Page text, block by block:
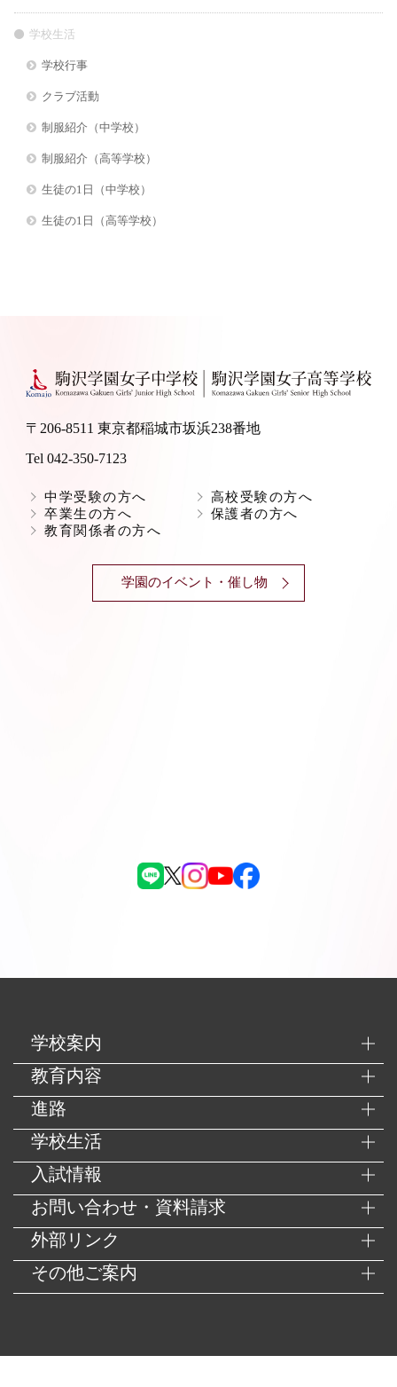
学校生活
学校行事
クラブ活動
制服紹介（中学校）
制服紹介（高等学校）
生徒の1日（中学校）
生徒の1日（高等学校）
〒206-8511 東京都稲城市坂浜238番地
Tel 042-350-7123
中学受験の方へ
高校受験の方へ
卒業生の方へ
保護者の方へ
教育関係者の方へ
学園のイベント・催し物
学校案内
教育内容
進路
学校生活
入試情報
お問い合わせ・資料請求
外部リンク
その他ご案内